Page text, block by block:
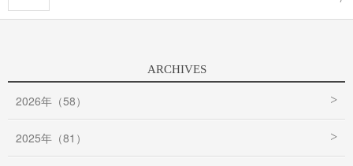
ARCHIVES
2026年（58）
2025年（81）